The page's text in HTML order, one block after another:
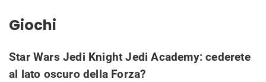
Giochi
Star Wars Jedi Knight Jedi Academy: cederete
al lato oscuro della Forza?